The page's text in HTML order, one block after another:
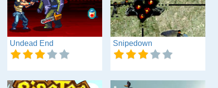
Undead End Snipedown